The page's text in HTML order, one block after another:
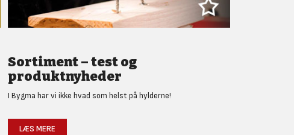
Sortiment – test og
produktnyheder
I Bygma har vi ikke hvad som helst på hylderne!
LÆS MERE